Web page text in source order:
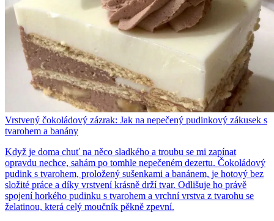
Vrstvený čokoládový zázrak: Jak na nepečený pudinkový zákusek s
tvarohem a banány
Když je doma chuť na něco sladkého a troubu se mi zapínat
opravdu nechce, sahám po tomhle nepečeném dezertu. Čokoládový
pudink s tvarohem, proložený sušenkami a banánem, je hotový bez
složité práce a díky vrstvení krásně drží tvar. Odlišuje ho právě
spojení horkého pudinku s tvarohem a vrchní vrstva z tvarohu se
želatinou, která celý moučník pěkně zpevní.